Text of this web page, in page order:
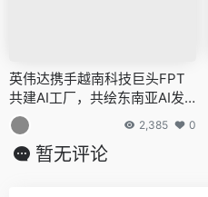
英伟达携手越南科技巨头FPT
共建AI工厂，共绘东南亚AI发
展蓝图
2,385 0
暂无评论